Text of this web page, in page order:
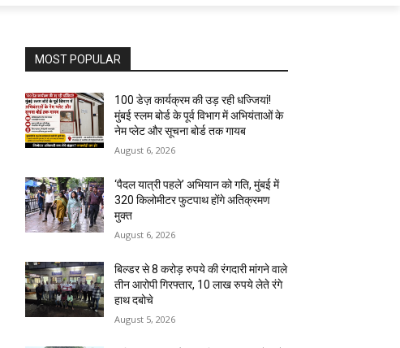
MOST POPULAR
100 डेज़ कार्यक्रम की उड़ रही धज्जियां!
मुंबई स्लम बोर्ड के पूर्व विभाग में अभियंताओं के
नेम प्लेट और सूचना बोर्ड तक गायब
August 6, 2026
‘पैदल यात्री पहले’ अभियान को गति, मुंबई में
320 किलोमीटर फुटपाथ होंगे अतिक्रमण
मुक्त
August 6, 2026
बिल्डर से 8 करोड़ रुपये की रंगदारी मांगने वाले
तीन आरोपी गिरफ्तार, 10 लाख रुपये लेते रंगे
हाथ दबोचे
August 5, 2026